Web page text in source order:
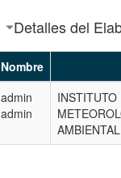
Detalles del
Nombre
admin
admin
INSTITUTO